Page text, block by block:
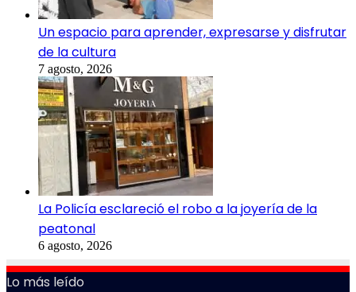
Un espacio para aprender, expresarse y disfrutar
de la cultura
7 agosto, 2026
La Policía esclareció el robo a la joyería de la
peatonal
6 agosto, 2026
Lo más leído